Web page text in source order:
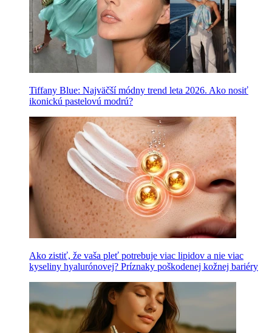
Tiffany Blue: Najväčší módny trend leta 2026. Ako nosiť
ikonickú pastelovú modrú?
Ako zistiť, že vaša pleť potrebuje viac lipidov a nie viac
kyseliny hyalurónovej? Príznaky poškodenej kožnej bariéry